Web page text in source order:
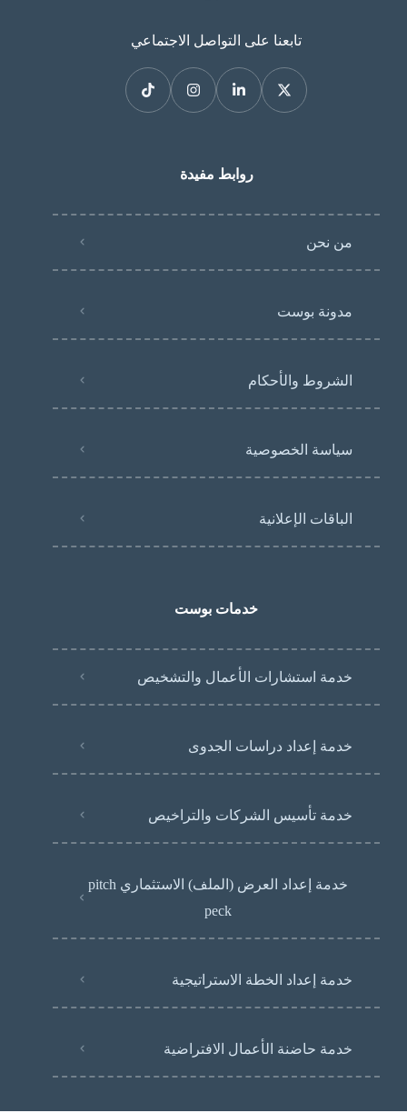
تابعنا على التواصل الاجتماعي
روابط مفيدة
من نحن
مدونة بوست
الشروط والأحكام
سياسة الخصوصية
الباقات الإعلانية
خدمات بوست
خدمة استشارات الأعمال والتشخيص
خدمة إعداد دراسات الجدوى
خدمة تأسيس الشركات والتراخيص
خدمة إعداد العرض (الملف) الاستثماري pitch
peck
خدمة إعداد الخطة الاستراتيجية
خدمة حاضنة الأعمال الافتراضية